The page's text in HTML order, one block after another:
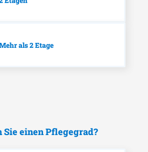
als 2 Etage
Sie einen Pflegegrad?